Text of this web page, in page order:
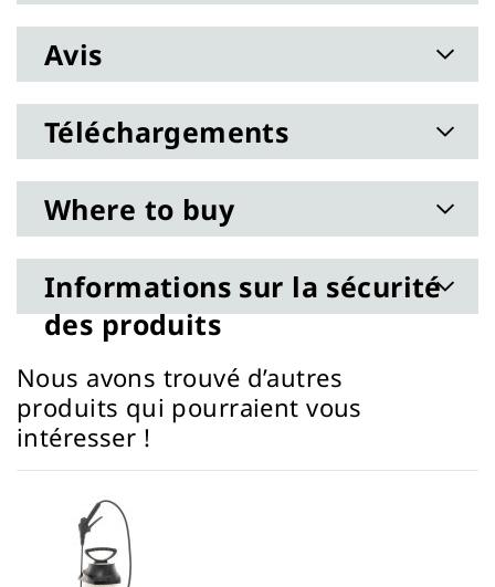
Avis
Téléchargements
Where to buy
Informations sur la sécurité
des produits
Nous avons trouvé d’autres
produits qui pourraient vous
intéresser !